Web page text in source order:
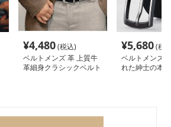
¥4,480(税込)
ベルトメンズ 革 上質牛
革細身クラシックベルト
¥5,680(税
ベルトメンズ
れた紳士の本